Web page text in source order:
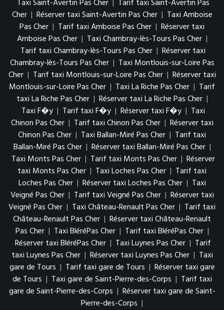
Taxi Saint-Avertin Pas Cher | Tarif taxi Saint-Avertin Pas
Cher | Réserver taxi Saint-Avertin Pas Cher | Taxi Amboise
Pas Cher | Tarif taxi Amboise Pas Cher | Réserver taxi
Amboise Pas Cher | Taxi Chambray-lès-Tours Pas Cher |
Tarif taxi Chambray-lès-Tours Pas Cher | Réserver taxi
Chambray-lès-Tours Pas Cher | Taxi Montlouis-sur-Loire Pas
Cher | Tarif taxi Montlouis-sur-Loire Pas Cher | Réserver taxi
Montlouis-sur-Loire Pas Cher | Taxi La Riche Pas Cher | Tarif
taxi La Riche Pas Cher | Réserver taxi La Riche Pas Cher |
Taxi F�y | Tarif taxi F�y | Réserver taxi F�y | Taxi
Chinon Pas Cher | Tarif taxi Chinon Pas Cher | Réserver taxi
Chinon Pas Cher | Taxi Ballan-Miré Pas Cher | Tarif taxi
Ballan-Miré Pas Cher | Réserver taxi Ballan-Miré Pas Cher |
Taxi Monts Pas Cher | Tarif taxi Monts Pas Cher | Réserver
taxi Monts Pas Cher | Taxi Loches Pas Cher | Tarif taxi
Loches Pas Cher | Réserver taxi Loches Pas Cher | Taxi
Veigné Pas Cher | Tarif taxi Veigné Pas Cher | Réserver taxi
Veigné Pas Cher | Taxi Château-Renault Pas Cher | Tarif taxi
Château-Renault Pas Cher | Réserver taxi Château-Renault
Pas Cher | Taxi BléréPas Cher | Tarif taxi BléréPas Cher |
Réserver taxi BléréPas Cher | Taxi Luynes Pas Cher | Tarif
taxi Luynes Pas Cher | Réserver taxi Luynes Pas Cher | Taxi
gare de Tours | Tarif taxi gare de Tours | Réserver taxi gare
de Tours | Taxi gare de Saint-Pierre-des-Corps | Tarif taxi
gare de Saint-Pierre-des-Corps | Réserver taxi gare de Saint-
Pierre-des-Corps |